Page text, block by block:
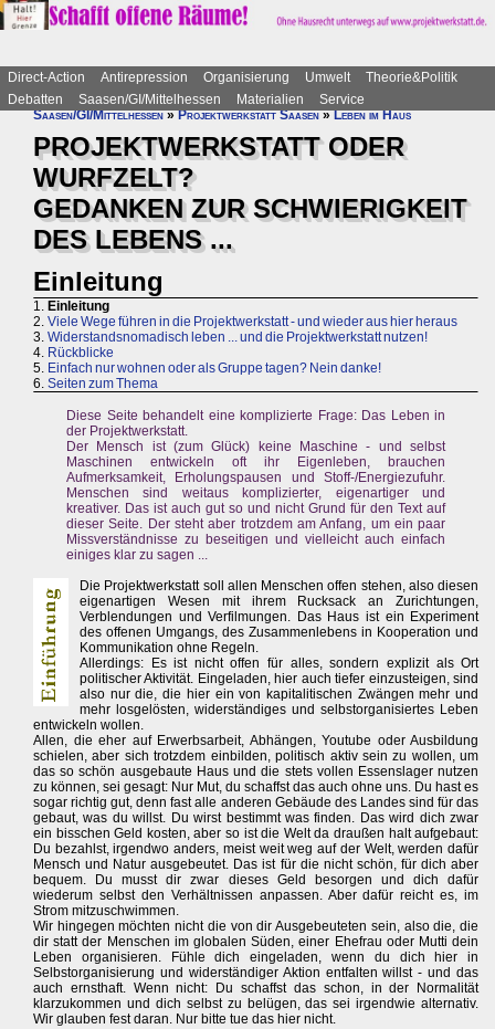
Direct-Action Antirepression Organisierung Umwelt
Theorie&Politik
Debatten
Saasen/GI/Mittelhessen Materialien
Service
Saasen/GI/Mittelhessen»Projektwerkstatt Saasen»Leben im Haus
PROJEKTWERKSTATT ODER
WURFZELT?
GEDANKEN ZUR SCHWIERIGKEIT
DES LEBENS ...
Einleitung
1. Einleitung
2. Viele Wege führen in die Projektwerkstatt - und wieder aus hier heraus
3. Widerstandsnomadisch leben ... und die Projektwerkstatt nutzen!
4. Rückblicke
5. Einfach nur wohnen oder als Gruppe tagen? Nein danke!
6. Seiten zum Thema
Diese Seite behandelt eine komplizierte Frage: Das Leben in
der Projektwerkstatt.
Der Mensch ist (zum Glück) keine Maschine - und selbst
Maschinen entwickeln oft ihr Eigenleben, brauchen
Aufmerksamkeit, Erholungspausen und Stoff-/Energiezufuhr.
Menschen sind weitaus komplizierter, eigenartiger und
kreativer. Das ist auch gut so und nicht Grund für den Text auf
dieser Seite. Der steht aber trotzdem am Anfang, um ein paar
Missverständnisse zu beseitigen und vielleicht auch einfach
einiges klar zu sagen ...
Die Projektwerkstatt soll allen Menschen offen stehen, also diesen
eigenartigen Wesen mit ihrem Rucksack an Zurichtungen,
Verblendungen und Verfilmungen. Das Haus ist ein Experiment
des offenen Umgangs, des Zusammenlebens in Kooperation und
Kommunikation ohne Regeln.
Allerdings: Es ist nicht offen für alles, sondern explizit als Ort
politischer Aktivität. Eingeladen, hier auch tiefer einzusteigen, sind
also nur die, die hier ein von kapitalitischen Zwängen mehr und
mehr losgelösten, widerständiges und selbstorganisiertes Leben
entwickeln wollen.
Allen, die eher auf Erwerbsarbeit, Abhängen, Youtube oder Ausbildung
schielen, aber sich trotzdem einbilden, politisch aktiv sein zu wollen, um
das so schön ausgebaute Haus und die stets vollen Essenslager nutzen
zu können, sei gesagt: Nur Mut, du schaffst das auch ohne uns. Du hast es
sogar richtig gut, denn fast alle anderen Gebäude des Landes sind für das
gebaut, was du willst. Du wirst bestimmt was finden. Das wird dich zwar
ein bisschen Geld kosten, aber so ist die Welt da draußen halt aufgebaut:
Du bezahlst, irgendwo anders, meist weit weg auf der Welt, werden dafür
Mensch und Natur ausgebeutet. Das ist für die nicht schön, für dich aber
bequem. Du musst dir zwar dieses Geld besorgen und dich dafür
wiederum selbst den Verhältnissen anpassen. Aber dafür reicht es, im
Strom mitzuschwimmen.
Wir hingegen möchten nicht die von dir Ausgebeuteten sein, also die, die
dir statt der Menschen im globalen Süden, einer Ehefrau oder Mutti dein
Leben organisieren. Fühle dich eingeladen, wenn du dich hier in
Selbstorganisierung und widerständiger Aktion entfalten willst - und das
auch ernsthaft. Wenn nicht: Du schaffst das schon, in der Normalität
klarzukommen und dich selbst zu belügen, das sei irgendwie alternativ.
Wir glauben fest daran. Nur bitte tue das hier nicht.